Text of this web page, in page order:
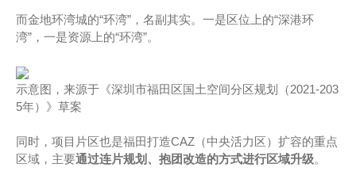
而金地环湾城的“环湾”，名副其实。一是区位上的“深港环
湾”，一是资源上的“环湾”。
示意图，来源于《深圳市福田区国土空间分区规划（2021-203
5年）》草案
同时，项目片区也是福田打造CAZ（中央活力区）扩容的重点
区域，主要通过连片规划、抱团改造的方式进行区域升级。